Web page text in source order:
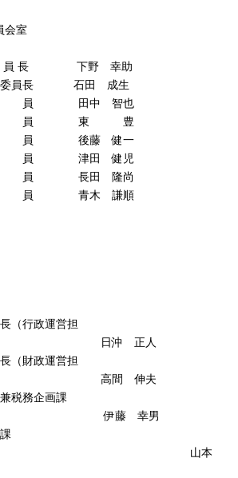
室
下野 幸助
石田 成生
中 智也
東 豊
藤 健一
田 健児
田 隆尚
木 謙順
運営担
沖 正人
運営担
間 伸夫
画課
幸男
山本